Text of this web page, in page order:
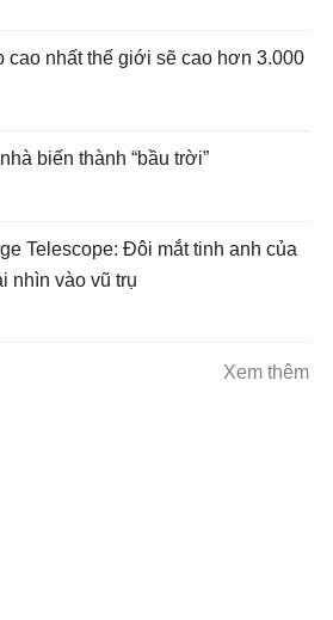
cao nhất thế giới sẽ cao hơn 3.000
biến thành “bầu trời”
Telescope: Đôi mắt tinh anh của
nhìn vào vũ trụ
Xem thêm